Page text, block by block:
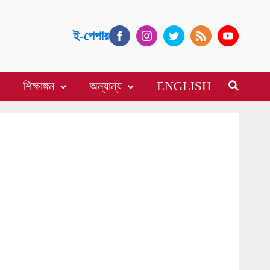
ই-পেপার
শিক্ষাঙ্গন অন্যান্য ENGLISH